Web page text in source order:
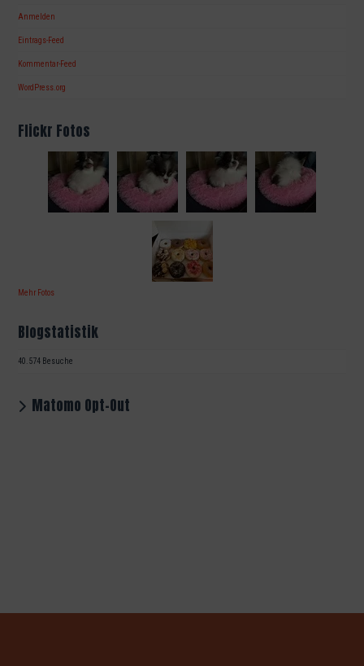
Anmelden
Eintrags-Feed
Kommentar-Feed
WordPress.org
Flickr Fotos
Mehr Fotos
Blogstatistik
40.574 Besuche
Matomo Opt-Out